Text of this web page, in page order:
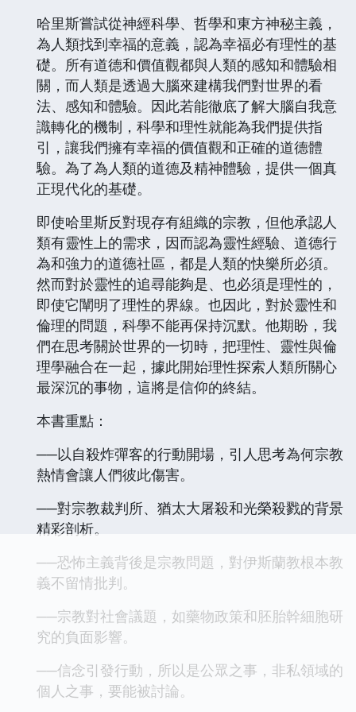
哈里斯嘗試從神經科學、哲學和東方神秘主義，
為人類找到幸福的意義，認為幸福必有理性的基
礎。所有道德和價值觀都與人類的感知和體驗相
關，而人類是透過大腦來建構我們對世界的看
法、感知和體驗。因此若能徹底了解大腦自我意
識轉化的機制，科學和理性就能為我們提供指
引，讓我們擁有幸福的價值觀和正確的道德體
驗。為了為人類的道德及精神體驗，提供一個真
正現代化的基礎。
即使哈里斯反對現存有組織的宗教，但他承認人
類有靈性上的需求，因而認為靈性經驗、道德行
為和強力的道德社區，都是人類的快樂所必須。
然而對於靈性的追尋能夠是、也必須是理性的，
即使它闡明了理性的界線。也因此，對於靈性和
倫理的問題，科學不能再保持沉默。他期盼，我
們在思考關於世界的一切時，把理性、靈性與倫
理學融合在一起，據此開始理性探索人類所關心
最深沉的事物，這將是信仰的終結。
本書重點：
──以自殺炸彈客的行動開場，引人思考為何宗教
熱情會讓人們彼此傷害。
──對宗教裁判所、猶太大屠殺和光榮殺戮的背景
精彩剖析。
──恐怖主義背後是宗教問題，對伊斯蘭教根本教
義不留情批判。
──宗教對社會議題，如藥物政策和胚胎幹細胞研
究的負面影響。
──信念引發行動，所以是公眾之事，非私領域的
個人之事，要能被討論。